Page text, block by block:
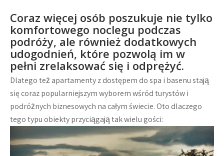
Coraz więcej osób poszukuje nie tylko
komfortowego noclegu podczas
podróży, ale również dodatkowych
udogodnień, które pozwolą im w
pełni zrelaksować się i odprężyć.
Dlatego też apartamenty z dostępem do spa i basenu stają
się coraz popularniejszym wyborem wśród turystów i
podróżnych biznesowych na całym świecie. Oto dlaczego
tego typu obiekty przyciągają tak wielu gości: